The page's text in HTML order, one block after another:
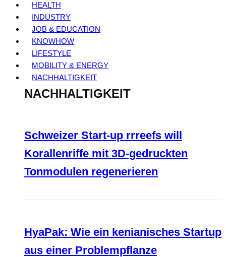
HEALTH
INDUSTRY
JOB & EDUCATION
KNOWHOW
LIFESTYLE
MOBILITY & ENERGY
NACHHALTIGKEIT
NACHHALTIGKEIT
Schweizer Start-up rrreefs will
Korallenriffe mit 3D-gedruckten
Tonmodulen regenerieren
HyaPak: Wie ein kenianisches Startup
aus einer Problempflanze